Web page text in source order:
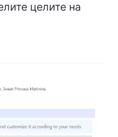
целите на